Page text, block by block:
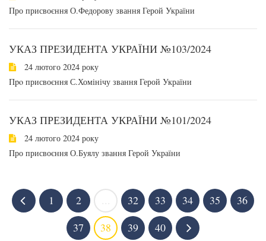
Про присвоєння О.Федорову звання Герой України
УКАЗ ПРЕЗИДЕНТА УКРАЇНИ №103/2024
24 лютого 2024 року
Пpo присвоєння С.Хомінічу звання Герой України
УКАЗ ПРЕЗИДЕНТА УКРАЇНИ №101/2024
24 лютого 2024 року
Про присвоєння О.Буялу звання Герой України
1 2 32 33 34 35
36
37
38 39 40